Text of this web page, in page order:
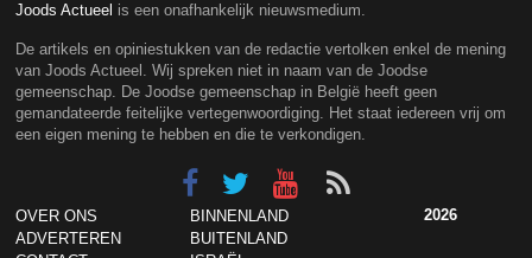
Joods Actueel is een onafhankelijk nieuwsmedium.
De artikels en opiniestukken van de redactie vertolken enkel de mening
van Joods Actueel. Wij spreken niet in naam van de Joodse
gemeenschap. De Joodse gemeenschap in België heeft geen
gemandateerde feitelijke vertegenwoordiging. Het staat iedereen vrij om
een eigen mening te hebben en die te verkondigen.
OVER ONS
ADVERTEREN
BINNENLAND
BUITENLAND
2026